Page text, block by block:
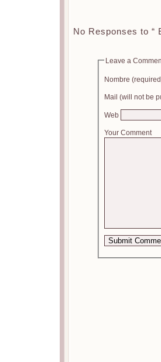
No Responses to “
Leave a
Nombre
Mail (will not be
Web
Your Comment